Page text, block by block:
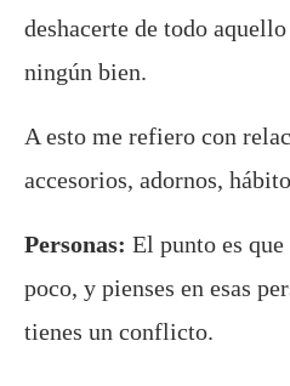
deshacerte de todo
ningún bien.
A esto me refiero con
accesorios, adornos,
Personas: El punto es
poco, y pienses en esas
tienes un conflicto.